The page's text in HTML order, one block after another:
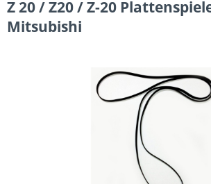
Z 20 / Z20 / Z-20
Mitsubishi